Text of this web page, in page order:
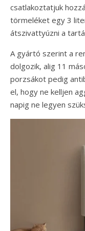
csatlakoztatjuk
törmeléket egy 3
átszivattyúzni a
A gyártó szerint a
dolgozik, alig 11
porzsákot pedig
el, hogy ne kelljen
napig ne legyen